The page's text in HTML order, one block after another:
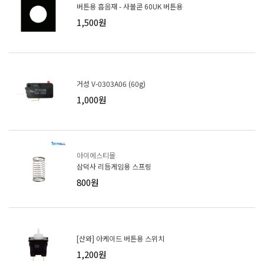
버튼용 흡음재 - 사볼콘 60UK 버튼용
1,500원
거성 V-0303A06 (60g)
1,000원
아이에스티몰
삼덕사 리듬게임용 스프링
800원
[산와] 아케이드 버튼용 스위치
1,200원